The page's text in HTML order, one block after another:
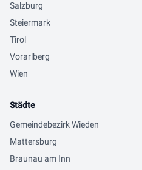
Salzburg
Steiermark
Tirol
Vorarlberg
Wien
Städte
Gemeindebezirk Wieden
Mattersburg
Braunau am Inn